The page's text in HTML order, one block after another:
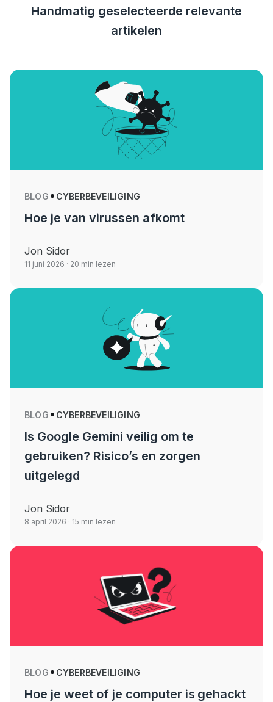
Handmatig geselecteerde relevante
artikelen
BLOG CYBERBEVEILIGING
Hoe je van virussen afkomt
Jon Sidor
11 juni 2026 · 20 min lezen
BLOG CYBERBEVEILIGING
Is Google Gemini veilig om te
gebruiken? Risico’s en zorgen
uitgelegd
Jon Sidor
8 april 2026 · 15 min lezen
BLOG CYBERBEVEILIGING
Hoe je weet of je computer is gehackt